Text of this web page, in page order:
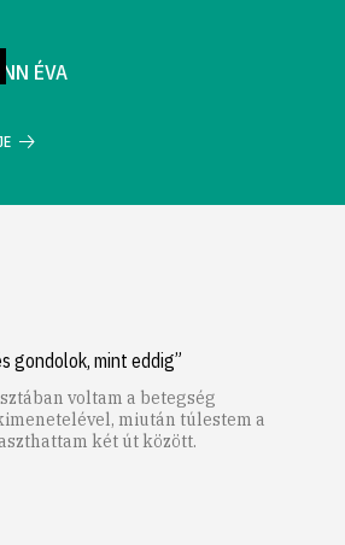
ÉVA
gondolok, mint eddig”
voltam a betegség
miután túlestem a
két út között.